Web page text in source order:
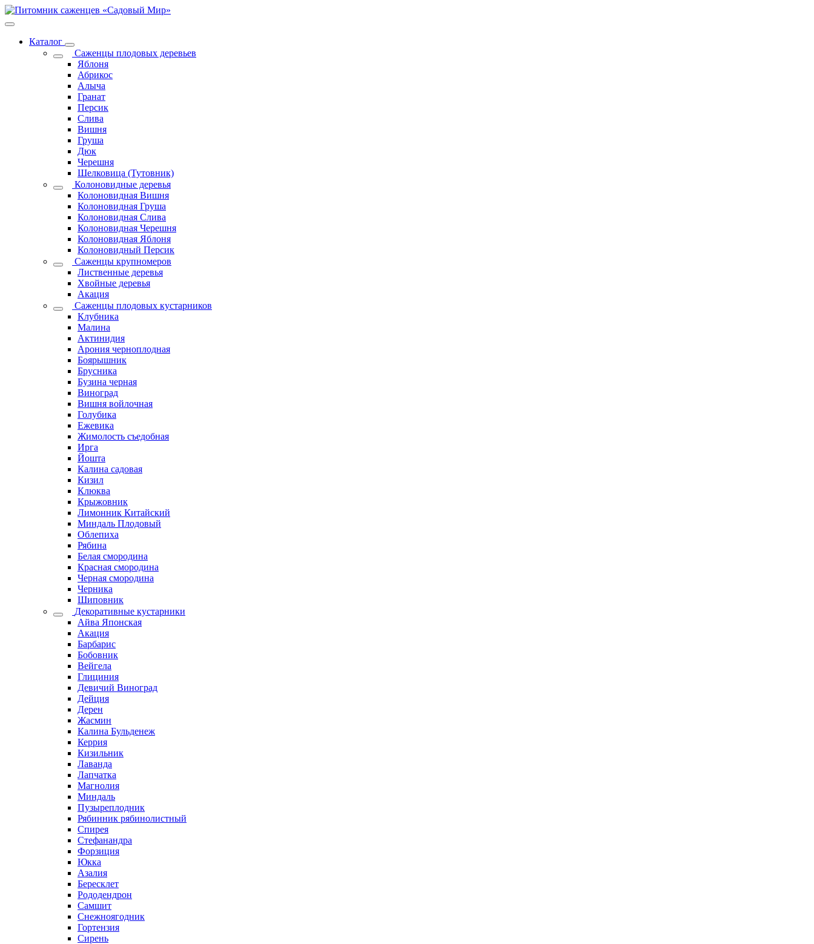
Каталог
Саженцы плодовых деревьев
Яблоня
Абрикос
Алыча
Гранат
Персик
Слива
Вишня
Груша
Дюк
Черешня
Шелковица (Тутовник)
Колоновидные деревья
Колоновидная Вишня
Колоновидная Груша
Колоновидная Слива
Колоновидная Черешня
Колоновидная Яблоня
Колоновидный Персик
Саженцы крупномеров
Лиственные деревья
Хвойные деревья
Акация
Саженцы плодовых кустарников
Клубника
Малина
Актинидия
Арония черноплодная
Боярышник
Брусника
Бузина черная
Виноград
Вишня войлочная
Голубика
Ежевика
Жимолость съедобная
Ирга
Йошта
Калина садовая
Кизил
Клюква
Крыжовник
Лимонник Китайский
Миндаль Плодовый
Облепиха
Рябина
Белая смородина
Красная смородина
Черная смородина
Черника
Шиповник
Декоративные кустарники
Айва Японская
Акация
Барбарис
Бобовник
Вейгела
Глициния
Девичий Виноград
Дейция
Дерен
Жасмин
Калина Бульденеж
Керрия
Кизильник
Лаванда
Лапчатка
Магнолия
Миндаль
Пузыреплодник
Рябинник рябинолистный
Спирея
Стефанандра
Форзиция
Юкка
Азалия
Бересклет
Рододендрон
Самшит
Снежноягодник
Гортензия
Сирень